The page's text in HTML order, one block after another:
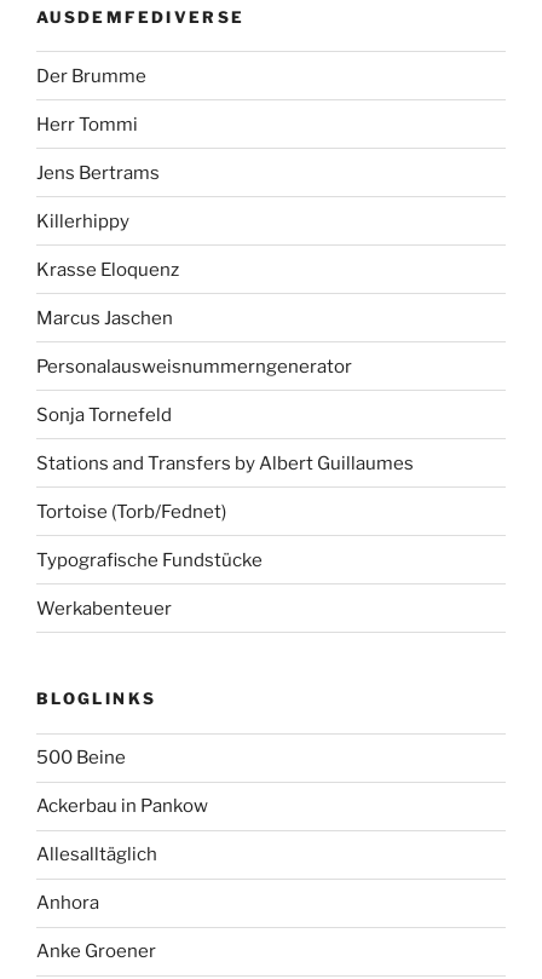
AUSDEMFEDIVERSE
Der Brumme
Herr Tommi
Jens Bertrams
Killerhippy
Krasse Eloquenz
Marcus Jaschen
Personalausweisnummerngenerator
Sonja Tornefeld
Stations and Transfers by Albert Guillaumes
Tortoise (Torb/Fednet)
Typografische Fundstücke
Werkabenteuer
BLOGLINKS
500 Beine
Ackerbau in Pankow
Allesalltäglich
Anhora
Anke Groener